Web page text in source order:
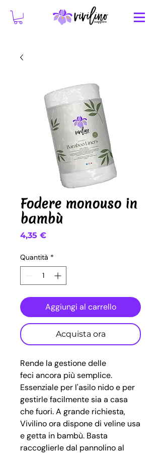
Fodere monouso in
bambù
4,35 €Prezzo
Quantità *
Aggiungi al carrello
Acquista ora
Rende la gestione delle
feci ancora più semplice.
Essenziale per l'asilo nido e per
gestirle facilmente sia a casa
che fuori. A grande richiesta,
Vivilino ora dispone di veline usa
e getta in bambù. Basta
raccoglierle dal pannolino al